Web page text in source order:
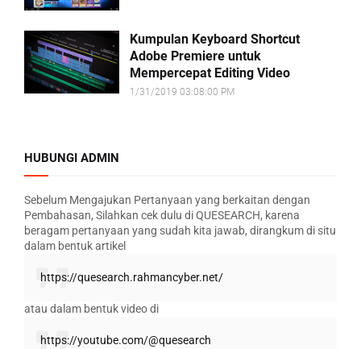
Kumpulan Keyboard Shortcut
Adobe Premiere untuk
Mempercepat Editing Video
1/31/2019 03:08:00 PM
HUBUNGI ADMIN
Sebelum Mengajukan Pertanyaan yang berkaitan dengan
Pembahasan, Silahkan cek dulu di QUESEARCH, karena
beragam pertanyaan yang sudah kita jawab, dirangkum di situ
dalam bentuk artikel
https://quesearch.rahmancyber.net/
atau dalam bentuk video di
https://youtube.com/@quesearch